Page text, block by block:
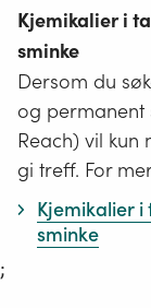
Kjemikalier i
sminke
Dersom du
og permanent
Reach) vil
gi treff. For
Kjemikalier
sminke
;